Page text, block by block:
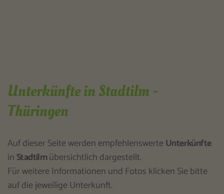
Unterkünfte in Stadtilm -
Thüringen
Auf dieser Seite werden empfehlenswerte Unterkünfte
in Stadtilmübersichtlich dargestellt.
Für weitere Informationen und Fotos klicken Sie bitte
auf die jeweilige Unterkunft.